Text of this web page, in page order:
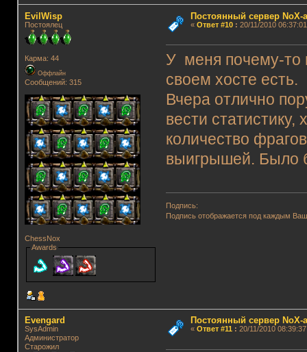
EvilWisp
Постоялец
Карма: 44
Оффлайн
Сообщений: 315
ChessNox
Awards
Постоянный сервер NoX-а
« Ответ #10: 20/11/2010
У меня почему-то
своем хосте есть.
Вчера отлично
вести
количество
выигрышей. Было
Подпись:
Подпись отображается под каждым
Evengard
SysAdmin
Администратор
Старожил
Постоянный сервер NoX-а
« Ответ #11: 20/11/2010